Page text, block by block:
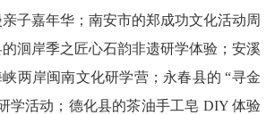
子嘉年华；南安市的郑成功文化活动周
洄岸季之匠心石韵非遗研学体验；安溪
两岸闽南文化研学营；永春县的 “寻金
学活动；德化县的茶油手工皂 DIY 体验